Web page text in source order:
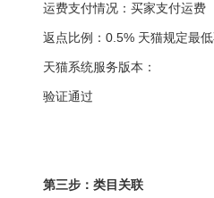
运费支付情况：买家支付运费
返点比例：0.5% 天猫规定最
天猫系统服务版本：
验证通过
第三步：类目关联